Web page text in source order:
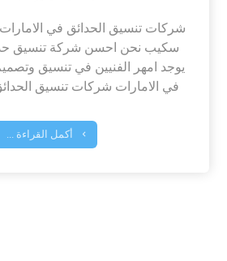
سكيب نحن احسن شركة تنسيق
يوجد امهر الفنيين في تنسيق
في الامارات شركات تنسيق
أكمل القراءة ...